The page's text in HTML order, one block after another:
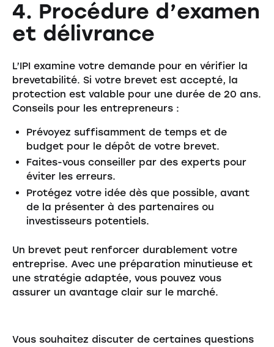
4. Procédure d’examen
et délivrance
L’IPI examine votre demande pour en vérifier la
brevetabilité. Si votre brevet est accepté, la
protection est valable pour une durée de 20 ans.
Conseils pour les entrepreneurs :
Prévoyez suffisamment de temps et de
budget pour le dépôt de votre brevet.
Faites-vous conseiller par des experts pour
éviter les erreurs.
Protégez votre idée dès que possible, avant
de la présenter à des partenaires ou
investisseurs potentiels.
Un brevet peut renforcer durablement votre
entreprise. Avec une préparation minutieuse et
une stratégie adaptée, vous pouvez vous
assurer un avantage clair sur le marché.
Vous souhaitez discuter de certaines questions